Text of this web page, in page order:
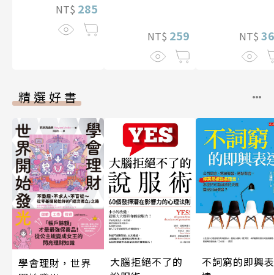
NT$ 285
NT$ 259 NT$
精選好書
學會理財，世界
大腦拒絕不了的
不詞窮的即興表